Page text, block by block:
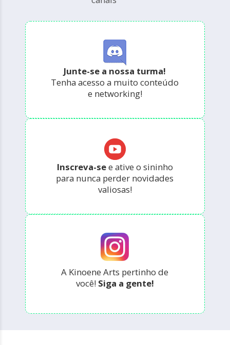
Junte-se a nossa turma!
Tenha acesso a muito conteúdo
e networking!
Inscreva-see ative o sininho
para nunca perder novidades
valiosas!
A Kinoene Arts pertinho de
você! Siga a gente!